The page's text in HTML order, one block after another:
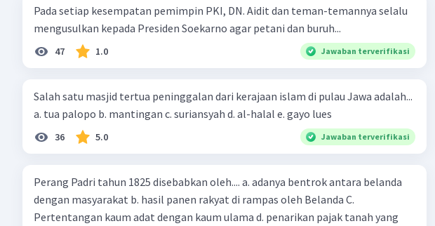
manusia.
Krisis Ekonomi:Krisis ekonomi besar seperti Depresi Besar atau
Krisis Finansial Asia pada tahun 1997 menjadi objek penelitian
Peristiwa Budaya:Contoh peristiwa budaya yang menjadi objek
penelitian sejarah termasuk Renaisans, Gerakan Romantisme, dan
Masa Keemasan Islam di Andalusia. Peristiwa ini penting untuk
memahami perkembangan seni, sastra, dan pemikiran budaya.
Chernobyl, Bencana Lumpur Lapindo, atau Pemboman Hiroshima
dan Nagasaki merupakan objek penelitian sejarah untuk memahami
dampaknya terhadap lingkungan dan masyarakat.
Pada setiap kesempatan pemimpin PKI, DN. Aidit dan teman-temannya selalu
mengusulkan kepada Presiden Soekarno agar petani dan buruh...
47 1.0 Jawaban terverifikasi
Salah satu masjid tertua peninggalan dari kerajaan islam di pulau Jawa adalah...
a. tua palopo b. mantingan c. suriansyah d. al-halal e. gayo lues
36 5.0 Jawaban terverifikasi
Perang Padri tahun 1825 disebabkan oleh.... a. adanya bentrok antara belanda
dengan masyarakat b. hasil panen rakyat di rampas oleh Belanda C.
Pertentangan kaum adat dengan kaum ulama d. penarikan pajak tanah yang